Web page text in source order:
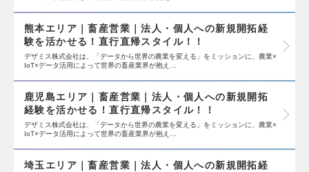
熊本エリア｜畜産営業｜法人・個人への新規開拓経
験を活かせる！直行直帰スタイル！！
デザミス株式会社は、「データから世界の農業を変える」をミッションに、農業×
IoT×データ活用によって世界の畜産業界が抱え…
鹿児島エリア｜畜産営業｜法人・個人への新規開拓
経験を活かせる！直行直帰スタイル！！
デザミス株式会社は、「データから世界の農業を変える」をミッションに、農業×
IoT×データ活用によって世界の畜産業界が抱え…
埼玉エリア｜畜産営業｜法人・個人への新規開拓経